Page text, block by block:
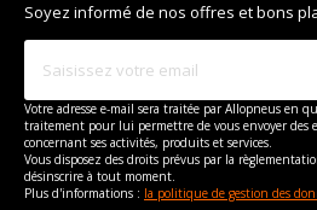
Soyez informé de nos offres et bons
Votre adresse e-mail sera traitée par Allopneus en
traitement pour lui permettre de vous envoyer des
concernant ses activités, produits et services.
Vous disposez des droits prévus par la
désinscrire à tout moment.
Plus d'informations : la politique de gestion des